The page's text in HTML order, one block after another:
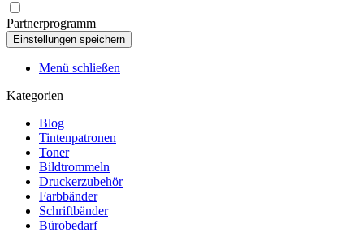
Partnerprogramm
Menü schließen
Kategorien
Blog
Tintenpatronen
Toner
Bildtrommeln
Druckerzubehör
Farbbänder
Schriftbänder
Bürobedarf